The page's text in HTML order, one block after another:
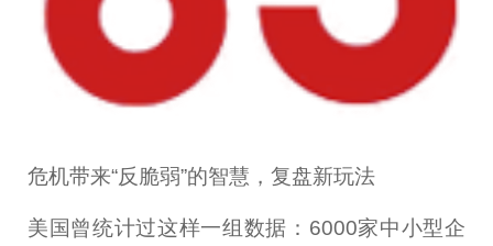
危机带来“反脆弱”的智慧，复盘新玩法
美国曾统计过这样一组数据：6000家中小型企